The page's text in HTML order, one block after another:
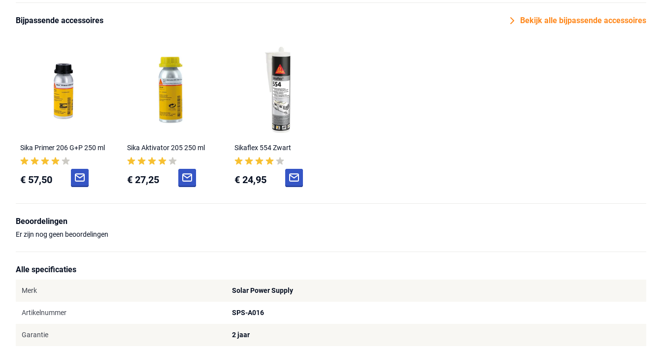
Bijpassende accessoires Bekijk alle bijpassende accessoires
Sika Primer 206 G+P 250 ml
€ 57,50
Sika Aktivator 205 250 ml
€ 27,25
Sikaflex 554 Zwart
€ 24,95
Beoordelingen
Er zijn nog geen beoordelingen
Alle specificaties
Merk Solar Power Supply
Artikelnummer SPS-A016
Garantie 2 jaar